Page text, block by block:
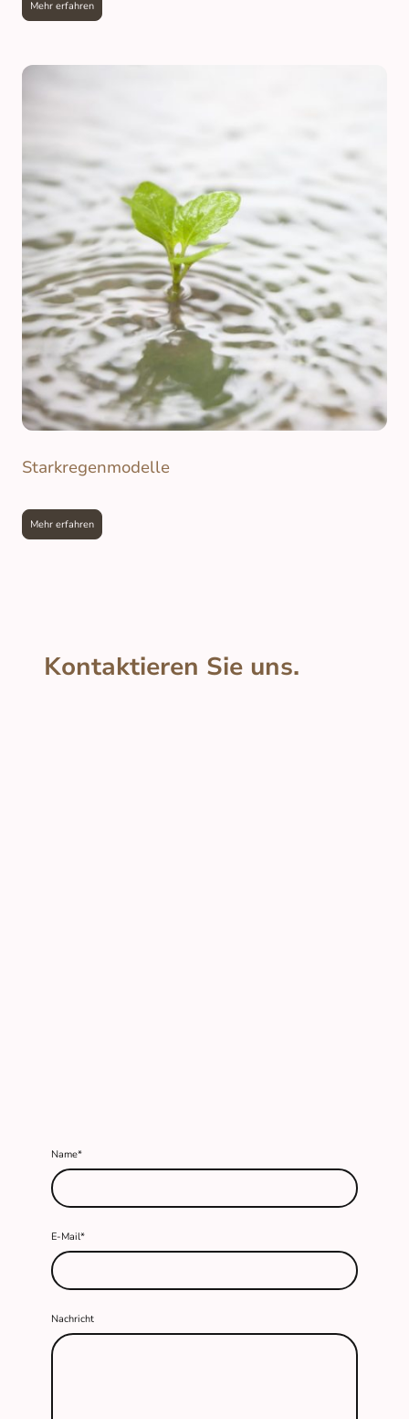
Mehr erfahren
Starkregenmodelle
Mehr erfahren
Kontaktieren Sie uns.
Name*
E-Mail*
Nachricht